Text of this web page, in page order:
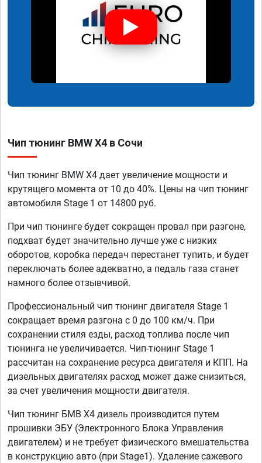
Чип тюнинг BMW X4 в Сочи
Чип тюнинг BMW X4 дает увеличение мощности и
крутящего момента от 10 до 40%. Цены на чип тюнинг
автомобиля Stage 1 от 14800 руб.
При чип тюнинге будет сокращен провал при разгоне,
подхват будет значительно лучше уже с низких
оборотов, коробка передач перестанет тупить, и будет
переключать более адекватно, а педаль газа станет
намного более отзывчивой.
Профессиональный чип тюнинг двигателя Stage 1
сокращает время разгона с 0 до 100 км/ч. При
сохранении стиля езды, расход топлива после чип
тюнинга не увеличивается. Чип-тюнинг Stage 1
рассчитан на сохранение ресурса двигателя и КПП. На
дизельных двигателях расход может даже снизиться,
за счет увеличения мощности двигателя.
Чип тюнинг БМВ Х4 дизель производится путем
прошивки ЭБУ (Электронного Блока Управления
двигателем) и не требует физического вмешательства
в конструкцию авто (при Stage1). Удаление сажевого